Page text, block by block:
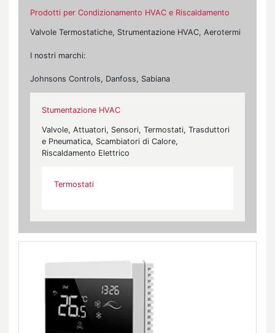
Prodotti per Condizionamento HVAC e Riscaldamento
Valvole Termostatiche, Strumentazione HVAC, Aerotermi
I nostri marchi:
Johnsons Controls, Danfoss, Sabiana
Stumentazione HVAC
Valvole, Attuatori, Sensori, Termostati, Trasduttori
e Pneumatica, Scambiatori di Calore,
Riscaldamento Elettrico
Termostati